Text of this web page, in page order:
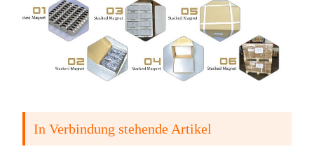
In Verbindung stehende Artikel